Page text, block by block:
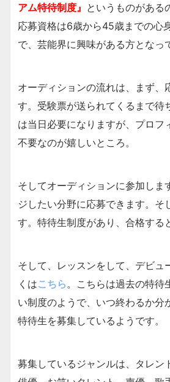
アム特待制度』 というものがある
応募資格は6歳から45歳までの心
で、芸能界に興味がある方となっ
オーディションの流れは、まず、
す。受験票が送られてくるまで待
は当日必要になりますが、プロフ
不要なのが嬉しいところ。
そしてオーディションに参加しま
ジしたい分野に応募できます。そ
す。特待生制度があり、合格する
そして、レッスンをして、デビュ
くはこちら 。こちらは過去の特待
い制度のようで、いつ終わるか分
特待生を募集しているようです。
募集しているジャンルは、タレン